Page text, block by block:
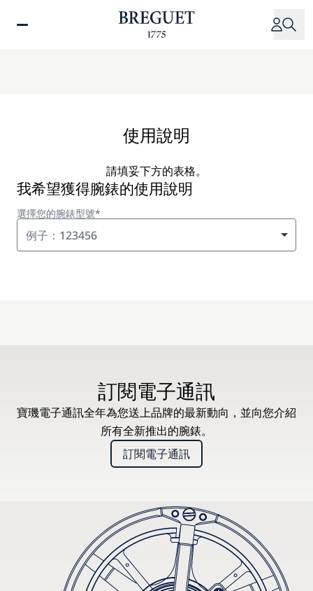
使用說明
請填妥下方的表格。
我希望獲得腕錶的使用說明
選擇您的腕錶型號*
例子：123456
訂閱電子通訊
寶璣電子通訊全年為您送上品牌的最新動向，並向您介紹
所有全新推出的腕錶。
訂閱電子通訊